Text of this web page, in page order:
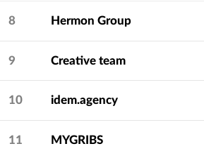
8 Hermon Group
9 Creative team
10 idem.agency
11 MYGRIBS